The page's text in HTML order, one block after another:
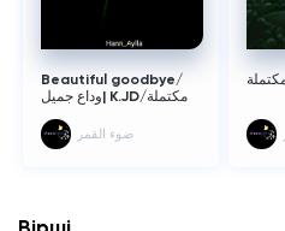
Beautiful goodbye/
وداع جميل| K.JD/مكتملة
ضوء القمر